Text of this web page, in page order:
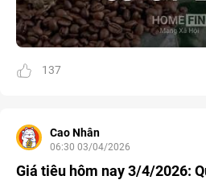
137
Cao Nhân
06:30 03/04/2026
Giá tiêu hôm nay 3/4/2026: